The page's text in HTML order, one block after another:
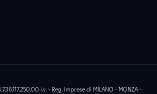
i.v. - Reg. Imprese di MILANO - MONZA -